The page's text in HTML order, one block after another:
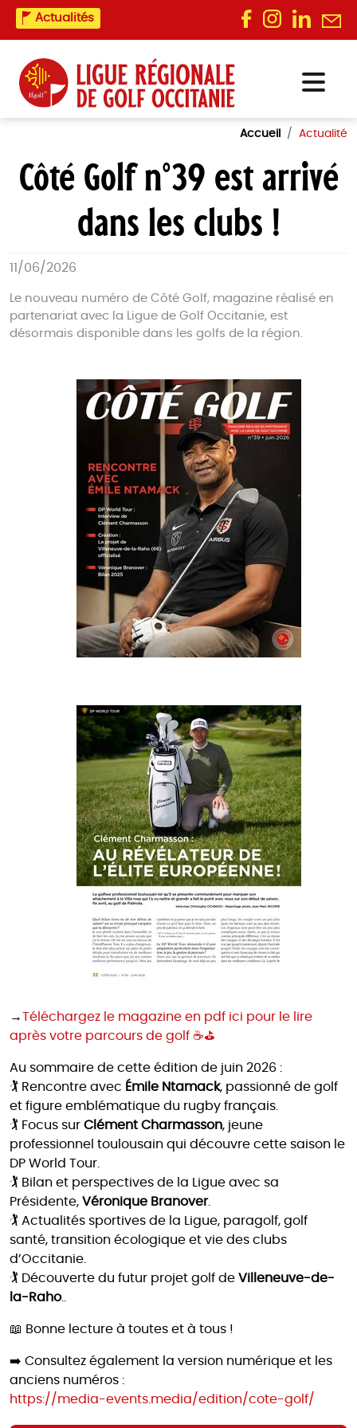
Actualités
Accueil Actualité
Côté Golf n°39 est arrivé
dans les clubs !
11/06/2026
Le nouveau numéro de Côté Golf, magazine réalisé en
partenariat avec la Ligue de Golf Occitanie, est
désormais disponible dans les golfs de la région.
→Téléchargez le magazine en pdf ici pour le lire
après votre parcours de golf ☕⛳
Au sommaire de cette édition de juin 2026 :
🏌️ Rencontre avec Émile Ntamack, passionné de golf
et figure emblématique du rugby français.
🏌️ Focus sur Clément Charmasson, jeune
professionnel toulousain qui découvre cette saison le
DP World Tour.
🏌️ Bilan et perspectives de la Ligue avec sa
Présidente, Véronique Branover.
🏌️ Actualités sportives de la Ligue, paragolf, golf
santé, transition écologique et vie des clubs
d’Occitanie.
🏌️ Découverte du futur projet golf de Villeneuve-de-
la-Raho..
📖 Bonne lecture à toutes et à tous !
➡️ Consultez également la version numérique et les
anciens numéros :
https://media-events.media/edition/cote-golf/